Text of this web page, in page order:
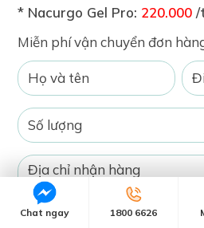
* Nacurgo Gel Pro: 220.000 /
Miễn phí vận chuyển đơn
Chat ngay 1800 6626